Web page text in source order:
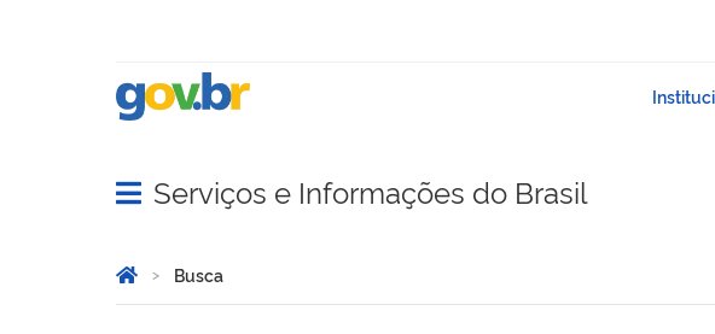
Abrir menu principal de navegação
Serviços e Informações do Brasil
Você está aqui:
Página Inicial
Busca